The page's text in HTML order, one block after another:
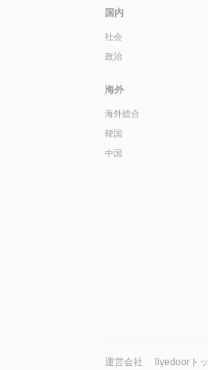
国内
社会
政治
海外
海外総合
韓国
中国
運営会社 livedoorト